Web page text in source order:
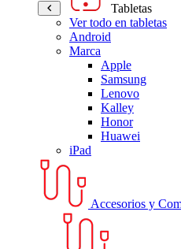
Tabletas
Ver todo en tabletas
Android
Marca
Apple
Samsung
Lenovo
Kalley
Honor
Huawei
iPad
Accesorios y